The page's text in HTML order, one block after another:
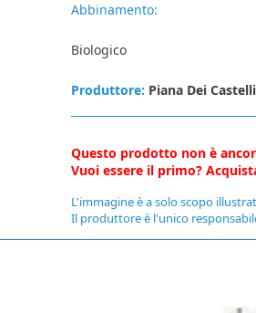
Abbinamento:
Biologico
Produttore: Piana Dei
Questo prodotto non è
Vuoi essere il primo?
L'immagine è a solo scopo
Il produttore è l'unico